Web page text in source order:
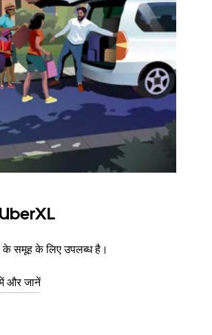
UberXL
के समूह के लिए उपलब्ध है।
और जानें